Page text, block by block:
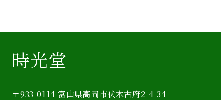
時光堂
〒933-0114 富山県高岡市伏木古府2-4-34